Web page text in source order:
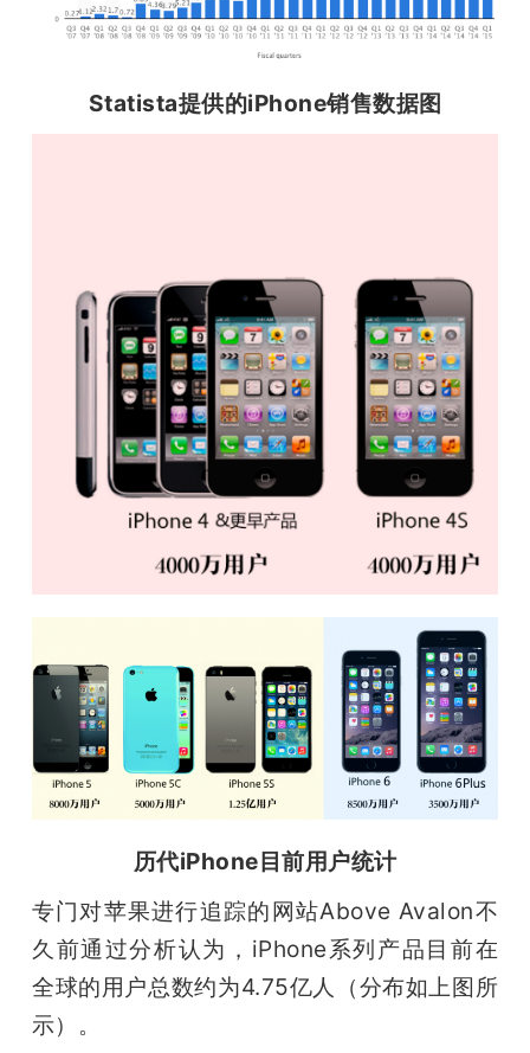
Statista提供的iPhone销售数据图
历代iPhone目前用户统计
专门对苹果进行追踪的网站Above Avalon不
久前通过分析认为，iPhone系列产品目前在
全球的用户总数约为4.75亿人（分布如上图所
示）。